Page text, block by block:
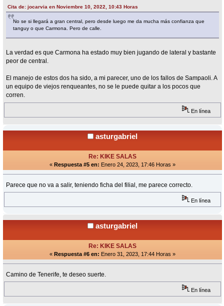
Cita de: jocarvia en Noviembre 10, 2022, 10:43 Horas
No se si llegará a gran central, pero desde luego me da mucha más confianza que
tanguy o que Carmona. Pero de calle.
La verdad es que Carmona ha estado muy bien jugando de lateral y bastante
peor de central.
El manejo de estos dos ha sido, a mi parecer, uno de los fallos de Sampaoli. A
un equipo de viejos renqueantes, no se le puede quitar a los pocos que
corren.
En línea
asturgabriel
Re: KIKE SALAS
« Respuesta #5 en: Enero 24, 2023, 17:46 Horas »
Parece que no va a salir, teniendo ficha del filial, me parece correcto.
En línea
asturgabriel
Re: KIKE SALAS
« Respuesta #6 en: Enero 31, 2023, 17:44 Horas »
Camino de Tenerife, te deseo suerte.
En línea